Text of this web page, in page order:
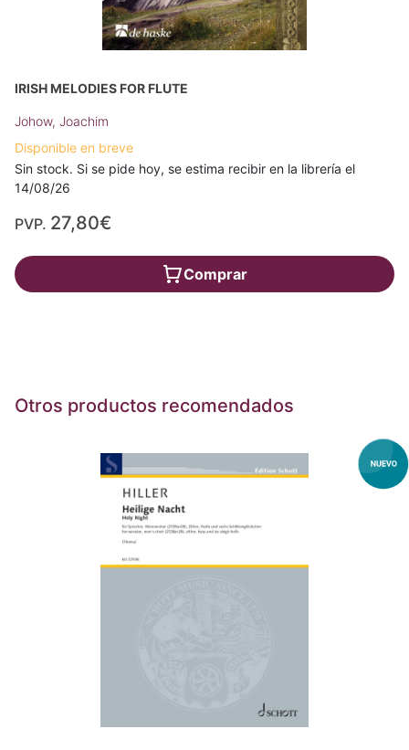
IRISH MELODIES FOR FLUTE
Johow, Joachim
Disponible en breve
Sin stock. Si se pide hoy, se estima recibir en la librería el
14/08/26
PVP. 27,80€
Comprar
Otros productos recomendados